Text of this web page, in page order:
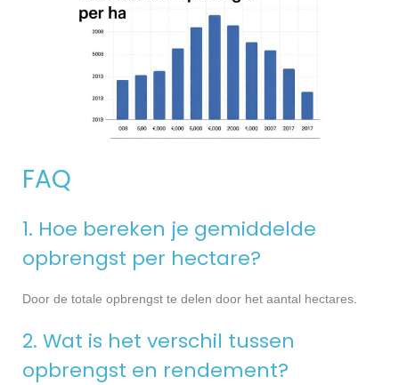
FAQ
1. Hoe bereken je gemiddelde
opbrengst per hectare?
Door de totale opbrengst te delen door het aantal hectares.
2. Wat is het verschil tussen
opbrengst en rendement?